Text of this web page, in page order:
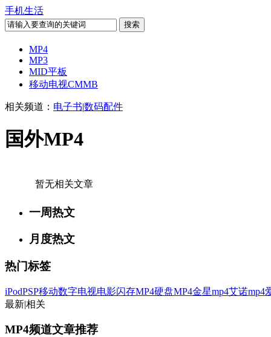
手机生活
MP4
MP3
MID平板
移动电视CMMB
相关频道： 电子书|数码配件
国外MP4
暂无相关文章
一周热文
月度热文
热门标签
iPodPSP移动数字电视电影闪存MP4硬盘MP4金星mp4艾诺mp4
最新|相关
MP4频道文章推荐